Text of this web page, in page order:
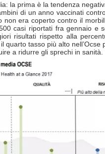
la prima è la tendenza
di un anno vaccinati
era coperto contro il
casi riportati fra gennaio e
risultati rispetto alla
tasso più alto nell’Ocse
a ridurre gli sprechi in sanità.